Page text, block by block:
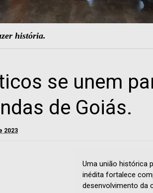
história.
se unem
de Goiás.
2023
Uma união histórica
inédita fortalece
desenvolvimento da